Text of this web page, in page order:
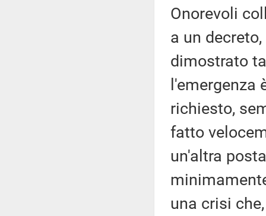
Onorevoli
a un
dimostrato
l'emergenza
richiesto,
fatto
un'altra
una crisi